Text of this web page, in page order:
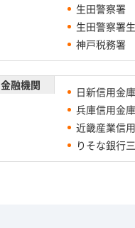
生田警察署
生田警察署
神戸税務署
金融機関
日新信用金
兵庫信用金
近畿産業信
りそな銀行